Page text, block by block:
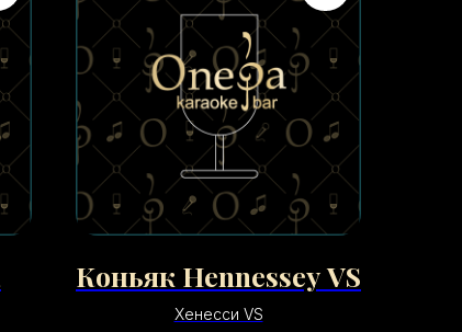
Коньяк Hennessey VS
Хенесси VS